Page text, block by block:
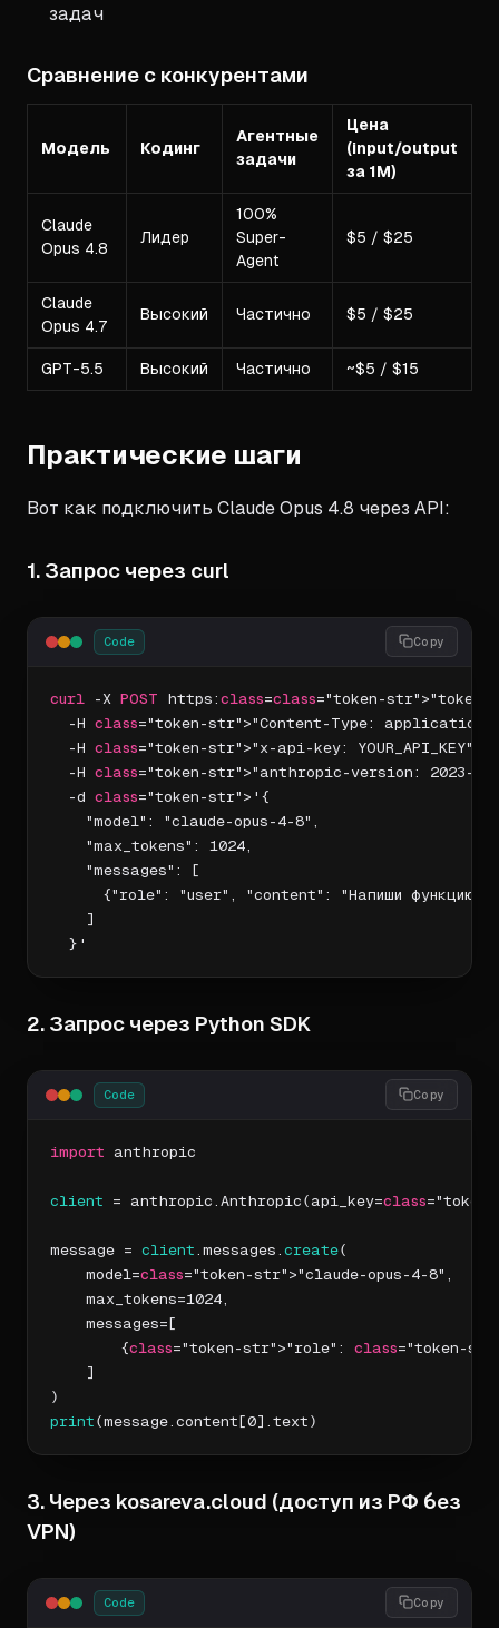
задач
Сравнение с конкурентами
Модель Кодинг
Агентные
задачи
Цена
(input/output
за 1M)
Claude
Opus 4.8
Лидер
100%
Super-
Agent
$5 / $25
Claude
Opus 4.7
Высокий Частично $5 / $25
GPT-5.5 Высокий Частично ~$5 / $15
Практические шаги
Вот как подключить Claude Opus 4.8 через API:
1. Запрос через curl
Code
curl -X POST https: class=class="token-str">"token-
  -H
class="token-str">"Content-Type:
  -H
class="token-str">"x-api-key: YOUR_API_KEY" \
  -H
class="token-str">"anthropic-version: 2023-
  -d
class="token-str">'{
    "model": "claude-opus-4-8",
    "max_tokens": 1024,
    "messages": [
{"role": "user", "content": "Напиши функцию
    ]
  }'
Copy
2. Запрос через Python SDK
Code
import anthropic
client = anthropic.Anthropic(api_key=class="token-
message = client .messages. create(
    model=
class="token-str">"claude-opus-4-8",
    max_tokens=1024,
    messages=[
        {
class="token-str">"role": class="token-
    ]
print (message.content[0].text)
Copy
3. Через kosareva.cloud (доступ из РФ без
VPN)
Code Copy